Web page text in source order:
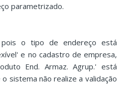
parametrizado.
pois o tipo de endereço está
e no cadastro de empresa,
End. Armaz. Agrup.' está
sistema não realize a validação